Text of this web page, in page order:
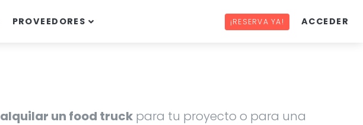
PROVEEDORES ¡RESERVA YA! ACCEDER
alquilar un food truck para tu proyecto o para una